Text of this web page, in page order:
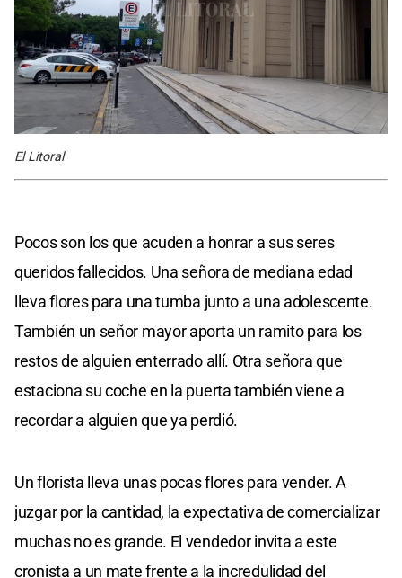
El Litoral
Pocos son los que acuden a honrar a sus seres
queridos fallecidos. Una señora de mediana edad
lleva flores para una tumba junto a una adolescente.
También un señor mayor aporta un ramito para los
restos de alguien enterrado allí. Otra señora que
estaciona su coche en la puerta también viene a
recordar a alguien que ya perdió.
Un florista lleva unas pocas flores para vender. A
juzgar por la cantidad, la expectativa de comercializar
muchas no es grande. El vendedor invita a este
cronista a un mate frente a la incredulidad del